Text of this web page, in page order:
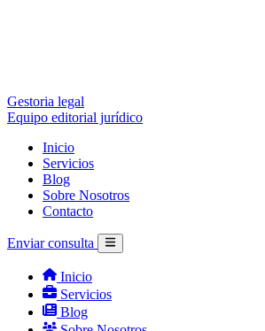
Gestoria legal
Equipo editorial jurídico
Inicio
Servicios
Blog
Sobre Nosotros
Contacto
Enviar consulta
Inicio
Servicios
Blog